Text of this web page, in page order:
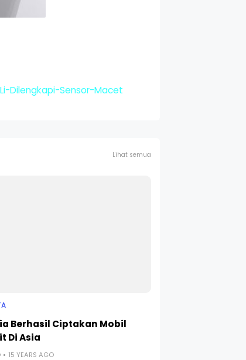
Dilengkapi-Sensor-Macet
Lihat semua
Berhasil Ciptakan Mobil
Di Asia
15 YEARS AGO